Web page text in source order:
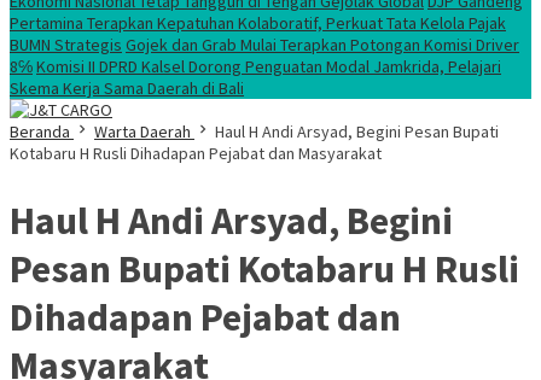
Pertamina Terapkan Kepatuhan Kolaboratif, Perkuat Tata Kelola Pajak
BUMN Strategis Gojek dan Grab Mulai Terapkan Potongan Komisi Driver
8℅Komisi II DPRD Kalsel Dorong Penguatan Modal Jamkrida, Pelajari
Skema Kerja Sama Daerah di Bali
Beranda
Warta Daerah
Haul H Andi Arsyad, Begini Pesan Bupati
Kotabaru H Rusli Dihadapan Pejabat dan Masyarakat
Haul H Andi Arsyad, Begini
Pesan Bupati Kotabaru H Rusli
Dihadapan Pejabat dan
Masyarakat